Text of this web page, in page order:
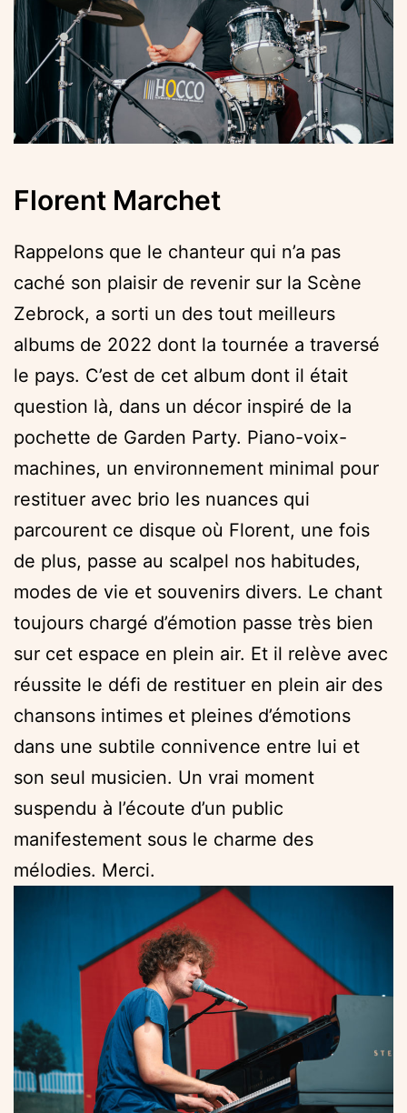
Florent Marchet
Rappelons que le chanteur qui n’a pas
caché son plaisir de revenir sur la Scène
Zebrock, a sorti un des tout meilleurs
albums de 2022 dont la tournée a traversé
le pays. C’est de cet album dont il était
question là, dans un décor inspiré de la
pochette de Garden Party. Piano-voix-
machines, un environnement minimal pour
restituer avec brio les nuances qui
parcourent ce disque où Florent, une fois
de plus, passe au scalpel nos habitudes,
modes de vie et souvenirs divers. Le chant
toujours chargé d’émotion passe très bien
sur cet espace en plein air. Et il relève avec
réussite le défi de restituer en plein air des
chansons intimes et pleines d’émotions
dans une subtile connivence entre lui et
son seul musicien. Un vrai moment
suspendu à l’écoute d’un public
manifestement sous le charme des
mélodies. Merci.